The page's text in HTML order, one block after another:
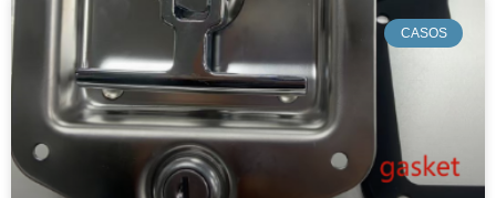
CASOS